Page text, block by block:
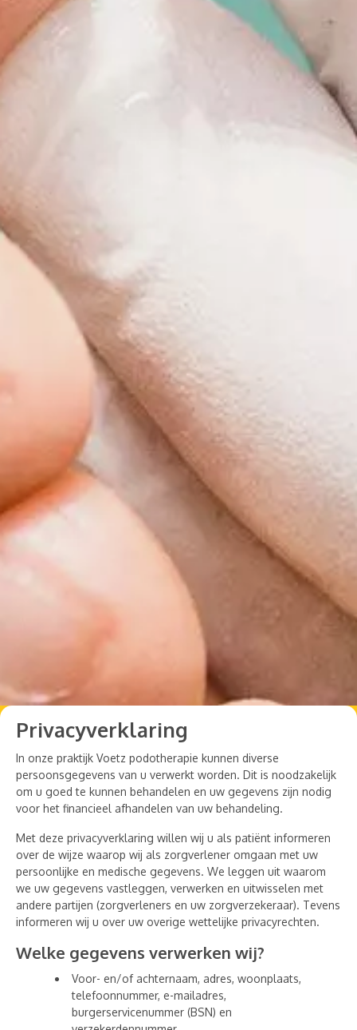
Privacyverklaring
In onze praktijk Voetz podotherapie kunnen diverse
persoonsgegevens van u verwerkt worden. Dit is noodzakelijk
om u goed te kunnen behandelen en uw gegevens zijn nodig
voor het financieel afhandelen van uw behandeling.
Met deze privacyverklaring willen wij u als patiënt informeren
over de wijze waarop wij als zorgverlener omgaan met uw
persoonlijke en medische gegevens. We leggen uit waarom
we uw gegevens vastleggen, verwerken en uitwisselen met
andere partijen (zorgverleners en uw zorgverzekeraar). Tevens
informeren wij u over uw overige wettelijke privacyrechten.
Welke gegevens verwerken wij?
Voor- en/of achternaam, adres, woonplaats,
telefoonnummer, e-mailadres,
burgerservicenummer (BSN) en